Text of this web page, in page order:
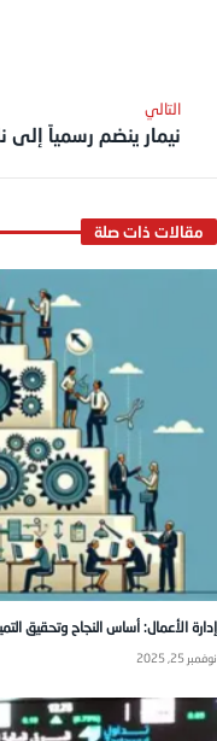
نيمار ينضم رسمياً
إدارة الأعمال: أساس النجاح وتحقيق
نوفمبر 25, 2025